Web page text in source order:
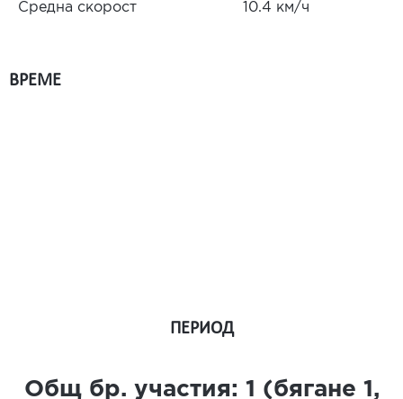
Средна скорост 10.4 км/ч
ВРЕМЕ
ПЕРИОД
Общ бр. участия: 1 (бягане 1 ,